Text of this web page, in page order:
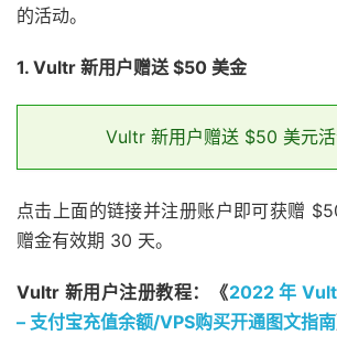
的活动。
1. Vultr 新用户赠送 $50 美金
Vultr 新用户赠送 $50 美元
点击上面的链接并注册账户即可获赠
赠金有效期 30 天。
Vultr 新用户注册教程：《2022 年
– 支付宝充值余额/VPS购买开通图文指南